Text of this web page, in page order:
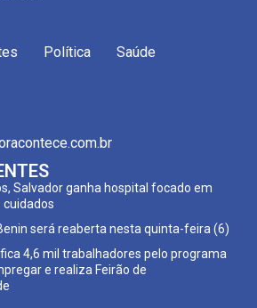
Política Saúde
Salvador ganha hospital focado em
cuidados
será reaberta nesta quinta-feira (6)
4,6 mil trabalhadores pelo programa
e realiza Feirão de